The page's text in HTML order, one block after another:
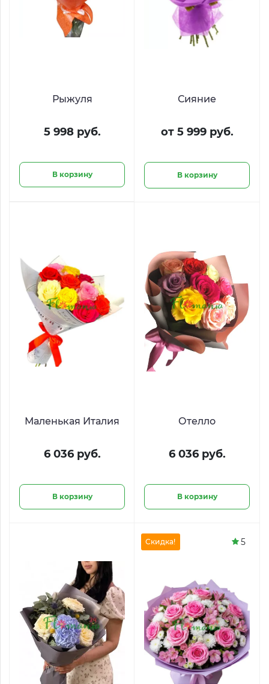
Рыжуля
5 998 руб.
В корзину
Сияние
от 5 999 руб.
В корзину
Маленькая Италия
6 036 руб.
В корзину
Отелло
6 036 руб.
В корзину
Скидка! 5